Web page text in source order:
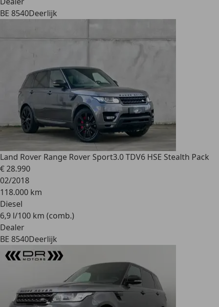
BE 8540Deerlijk
Land Rover Range Rover Sport3.0 TDV6 HSE Stealth Pack
€ 28.990
02/2018
118.000 km
Diesel
6,9 l/100 km (comb.)
Dealer
BE 8540Deerlijk